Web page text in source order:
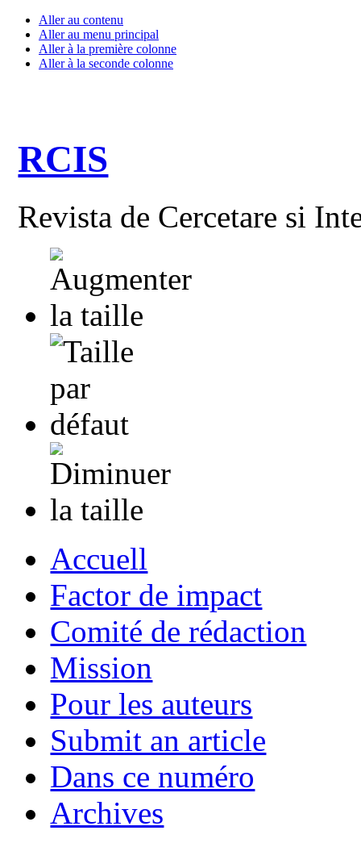
Aller au contenu
Aller au menu principal
Aller à la première colonne
Aller à la seconde colonne
RCIS
Revista de Cercetare si
Accuell
Factor de impact
Comité de rédaction
Mission
Pour les auteurs
Submit an article
Dans ce numéro
Archives